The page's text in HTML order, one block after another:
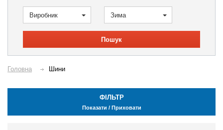
Виробник Зима
Пошук
Головна Шини
ФІЛЬТР
Показати / Приховати